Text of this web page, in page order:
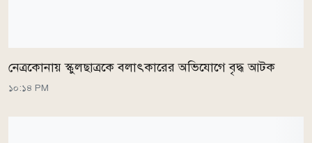
নেত্রকোনায় স্কুলছাত্রকে বলাৎকারের অভিযোগে বৃদ্ধ আটক
১০:১৪ PM